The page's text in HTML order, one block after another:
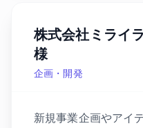
株式会社ミライ
様
企画・開発
新規事業企画やアイ